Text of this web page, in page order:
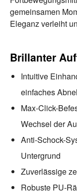
gemeinsamen
Eleganz verleiht
Brillanter
Intuitive
einfaches
Max-Click-
Wechsel der
Anti-Schock-
Untergrund
Zuverlässige
Robuste PU-